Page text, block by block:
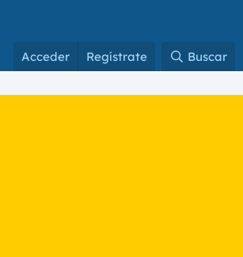
Acceder Regístrate Buscar